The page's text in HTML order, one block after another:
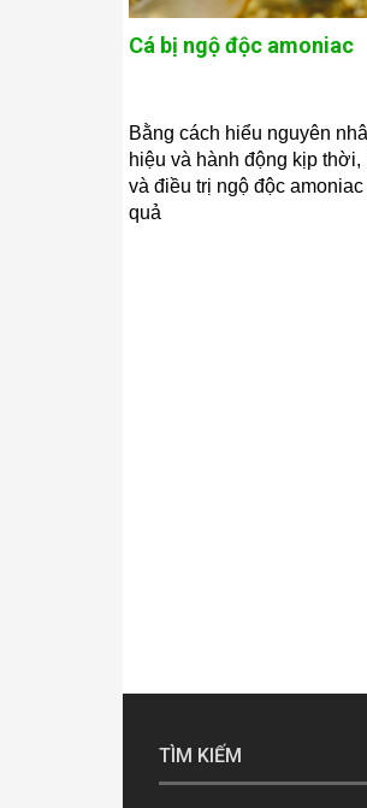
Cá bị ngộ độc amoniac
Bằng cách hiểu nguyên
hiệu và hành động kịp
và điều trị ngộ độc
quả
TÌM KIẾM